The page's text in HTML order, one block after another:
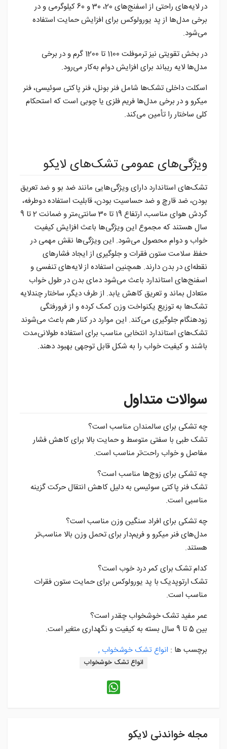
در لایه‌های راحتی از اسفنج‌های 20، 30 و 60 کیلوگرمی و در
برخی مدل‌ها از پد یورولوکس برای افزایش حمایت استفاده
می‌شود.
در بخش تقویتی نیز ترموفلت 1100 تا 1200 گرم و در برخی
مدل‌ها لایه ریباند برای افزایش دوام به‌کار می‌رود.
اسکلت داخلی تشک‌ها شامل فنر بونل، فنر پاکتی سوئیسی، فنر
میکرو و در برخی مدل‌ها فریم فلزی یا چوبی است که استحکام
کلی ساختار را تأمین می‌کند.
ویژگی‌های عمومی تشک‌های لایکو
تشک‌های استاندارد دارای ویژگی‌هایی مانند ضد بو و ضد تعریق
بودن، ضد قارچ و ضد حساسیت بودن، قابلیت استفاده دوطرفه،
گردش هوای مناسب، ارتفاع 19 تا 30 سانتی‌متر و ضمانت 2 تا 9
سال هستند که مجموع این ویژگی‌ها باعث افزایش کیفیت
خواب و دوام محصول می‌شود. این ویژگی‌ها نقش مهمی در
حفظ سلامت ستون فقرات و جلوگیری از ایجاد فشارهای
نقطه‌ای در بدن دارند. همچنین استفاده از لایه‌های تنفسی و
اسفنج‌های استاندارد باعث می‌شود دمای بدن در طول خواب
متعادل بماند و تعریق کاهش یابد. از طرف دیگر، ساختار چندلایه
تشک‌ها به توزیع یکنواخت وزن کمک کرده و از فرورفتگی
زودهنگام جلوگیری می‌کند. این موارد در کنار هم باعث می‌شوند
تشک‌های استاندارد انتخابی مناسب برای استفاده طولانی‌مدت
باشند و کیفیت خواب را به شکل قابل توجهی بهبود دهند.
سوالات متداول
چه تشکی برای سالمندان مناسب است؟
تشک طبی با سفتی متوسط و حمایت بالا برای کاهش فشار
مفاصل و خواب راحت‌تر مناسب است.
چه تشکی برای زوج‌ها مناسب است؟
تشک فنر پاکتی سوئیسی به دلیل کاهش انتقال حرکت گزینه
مناسبی است.
چه تشکی برای افراد سنگین وزن مناسب است؟
مدل‌های فنر میکرو و فریم‌دار برای تحمل وزن بالا مناسب‌تر
هستند.
کدام تشک برای کمر درد خوب است؟
تشک ارتوپدیک با پد یورولوکس برای حمایت ستون فقرات
مناسب است.
عمر مفید تشک خوشخواب چقدر است؟
بین 5 تا 9 سال بسته به کیفیت و نگهداری متغیر است.
برچسب ها : انواع تشک خوشخواب ,
انواع تشک خوشخواب
مجله خواندنی لایکو